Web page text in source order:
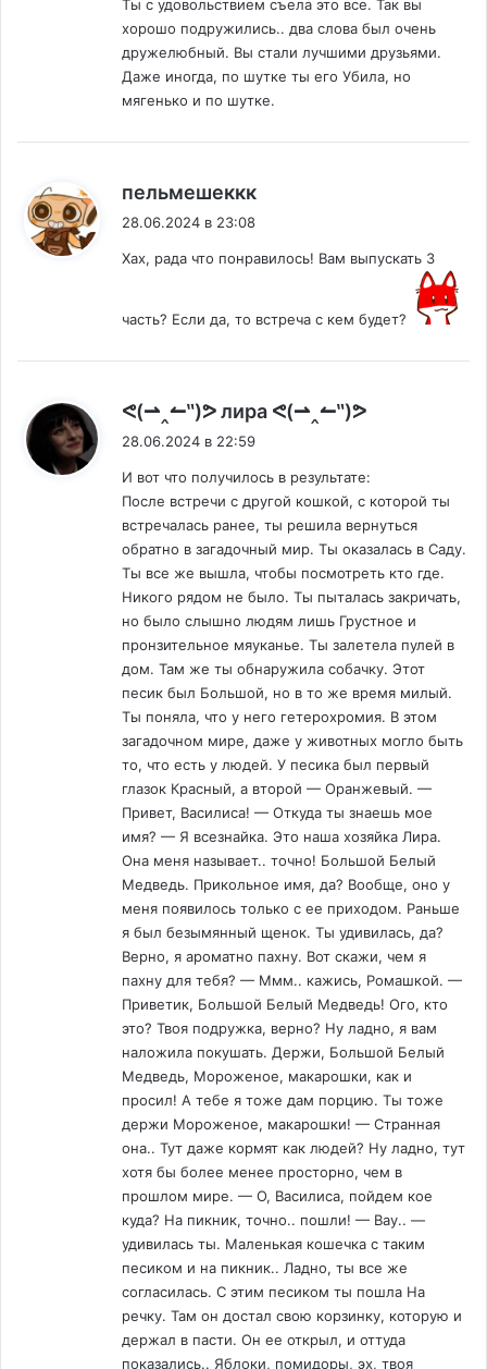
Ты с удовольствием съела это все. Так вы
хорошо подружились.. два слова был очень
дружелюбный. Вы стали лучшими друзьями.
Даже иногда, по шутке ты его Убила, но
мягенько и по шутке.
пельмешеккк
28.06.2024 в 23:08
Хах, рада что понравилось! Вам выпускать 3
часть? Если да, то встреча с кем будет?
ᕙ(⇀‸↼‶)ᕗ лира ᕙ(⇀‸↼‶)ᕗ
28.06.2024 в 22:59
И вот что получилось в результате:
После встречи с другой кошкой, с которой ты
встречалась ранее, ты решила вернуться
обратно в загадочный мир. Ты оказалась в Саду.
Ты все же вышла, чтобы посмотреть кто где.
Никого рядом не было. Ты пыталась закричать,
но было слышно людям лишь Грустное и
пронзительное мяуканье. Ты залетела пулей в
дом. Там же ты обнаружила собачку. Этот
песик был Большой, но в то же время милый.
Ты поняла, что у него гетерохромия. В этом
загадочном мире, даже у животных могло быть
то, что есть у людей. У песика был первый
глазок Красный, а второй — Оранжевый. —
Привет, Василиса! — Откуда ты знаешь мое
имя? — Я всезнайка. Это наша хозяйка Лира.
Она меня называет.. точно! Большой Белый
Медведь. Прикольное имя, да? Вообще, оно у
меня появилось только с ее приходом. Раньше
я был безымянный щенок. Ты удивилась, да?
Верно, я ароматно пахну. Вот скажи, чем я
пахну для тебя? — Ммм.. кажись, Ромашкой. —
Приветик, Большой Белый Медведь! Ого, кто
это? Твоя подружка, верно? Ну ладно, я вам
наложила покушать. Держи, Большой Белый
Медведь, Мороженое, макарошки, как и
просил! А тебе я тоже дам порцию. Ты тоже
держи Мороженое, макарошки! — Странная
она.. Тут даже кормят как людей? Ну ладно, тут
хотя бы более менее просторно, чем в
прошлом мире. — О, Василиса, пойдем кое
куда? На пикник, точно.. пошли! — Вау.. —
удивилась ты. Маленькая кошечка с таким
песиком и на пикник.. Ладно, ты все же
согласилась. С этим песиком ты пошла На
речку. Там он достал свою корзинку, которую и
держал в пасти. Он ее открыл, и оттуда
показались.. Яблоки, помидоры, эх, твоя